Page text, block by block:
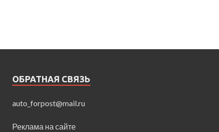
ОБРАТНАЯ СВЯЗЬ
auto_forpost@mail.ru
Реклама на сайте